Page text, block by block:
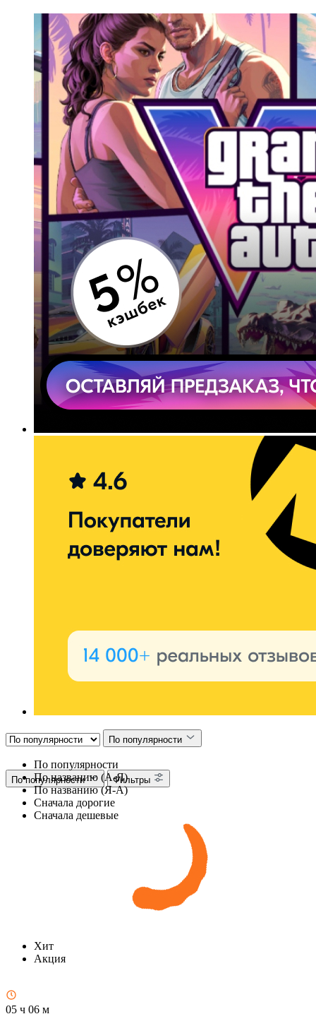
По популярности
По популярности
По названию (А-Я)
По названию (Я-А)
Сначала дорогие
Сначала дешевые
По популярности Фильтры
Хит
Акция
05 ч 06 м